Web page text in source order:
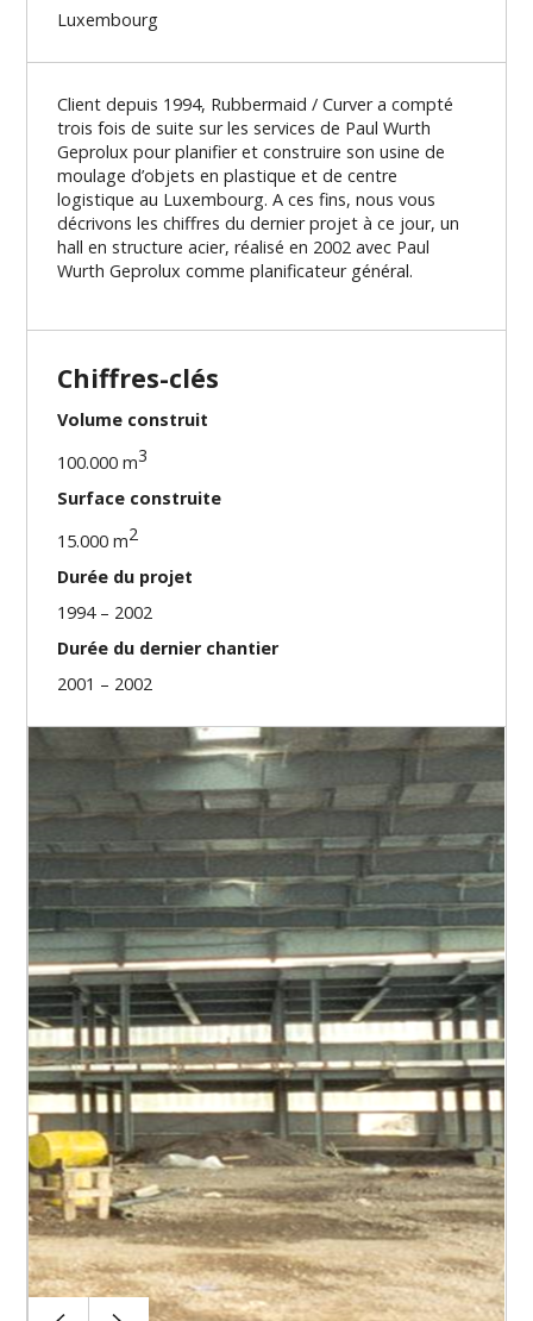
Luxembourg
Client depuis 1994, Rubbermaid / Curver a compté
trois fois de suite sur les services de Paul Wurth
Geprolux pour planifier et construire son usine de
moulage d’objets en plastique et de centre
logistique au Luxembourg. A ces fins, nous vous
décrivons les chiffres du dernier projet à ce jour, un
hall en structure acier, réalisé en 2002 avec Paul
Wurth Geprolux comme planificateur général.
Chiffres-clés
Volume construit
100.000 m3
Surface construite
15.000 m2
Durée du projet
1994 – 2002
Durée du dernier chantier
2001 – 2002
Nos missions
Programmation
Direction du projet
Études du projet
Autorisations
Études d’exécution
Établissement appel d’offres
Gestion des budgets
Gestion des contrats
Direction de chantier
Coordination de travaux
Réception